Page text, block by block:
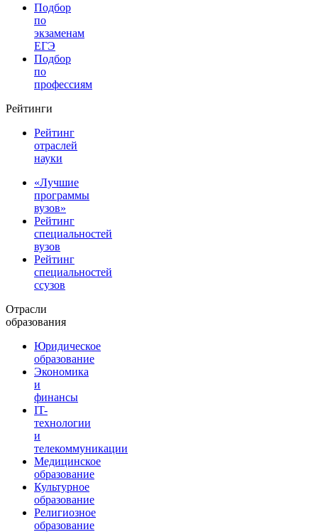
Подбор
по
экзаменам
ЕГЭ
Подбор
по
профессиям
Рейтинги
Рейтинг
отраслей
науки
«Лучшие
программы
вузов»
Рейтинг
специальностей
вузов
Рейтинг
специальностей
ссузов
Отрасли
образования
Юридическое
образование
Экономика
и
финансы
IT-
технологии
и
телекоммуникации
Медицинское
образование
Культурное
образование
Религиозное
образование